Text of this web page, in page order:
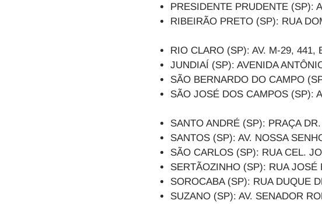
PRESIDENTE PRUDENTE (SP):
RIBEIRÃO PRETO (SP): RUA
RIO CLARO (SP): AV. M-29,
JUNDIAÍ (SP): AVENIDA
SÃO BERNARDO DO CAMPO
SÃO JOSÉ DOS CAMPOS
SANTO ANDRÉ (SP): PRAÇA
SANTOS (SP): AV. NOSSA
SÃO CARLOS (SP): RUA CEL.
SERTÃOZINHO (SP): RUA
SOROCABA (SP): RUA DUQUE
SUZANO (SP): AV. SENADOR